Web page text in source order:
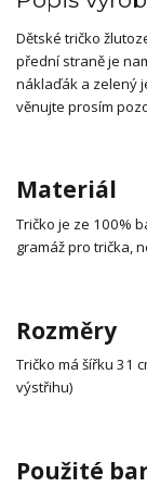
Dětské tričko
přední straně je
náklaďák a zelený
věnujte prosím
Materiál
Tričko je ze 100%
gramáž pro trička,
Rozměry
Tričko má šířku 31
výstřihu)
Použité